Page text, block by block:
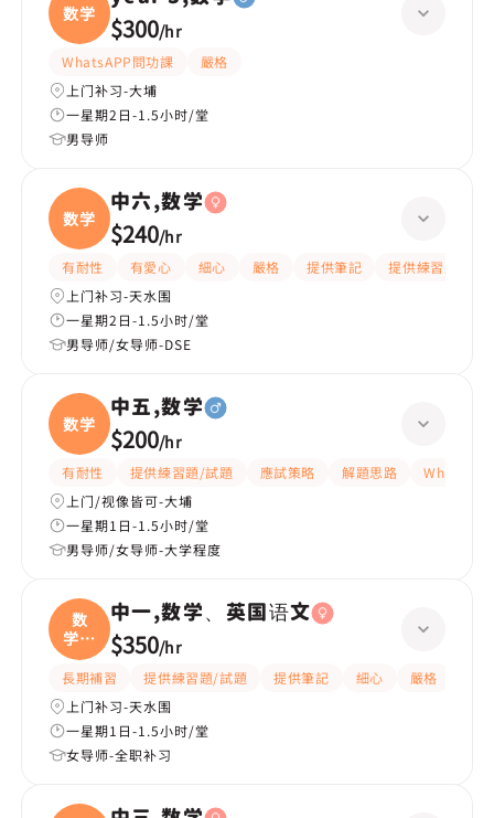
数学 $300/hr
WhatsAPP問功課
嚴格
上门补习-大埔
一星期2日-1.5小时/堂
男导师
数学
中六,数学
$240/hr
有耐性 有愛心 細心 嚴格 提供筆記
提供練習題/試題
上门补习-天水围
一星期2日-1.5小时/堂
男导师/女导师-DSE
数学
中五,数学
$200/hr
有耐性 提供練習題/試題 應試策略 解題思路
上门/视像皆可-大埔
一星期1日-1.5小时/堂
男导师/女导师-大学程度
数
学、
英国
中一,数学、英国语文
$350/hr
長期補習 提供練習題/試題 提供筆記 細心 嚴格
上门补习-天水围
一星期1日-1.5小时/堂
女导师-全职补习